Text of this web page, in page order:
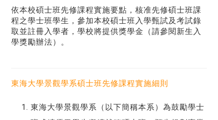
依本校碩士班先修課程實施要點，核准先修碩士班課
程之學士班學生，參加本校碩士班入學甄試及考試錄
取並註冊入學者，學校將提供獎學金（請參閱新生入
學獎勵辦法）。
東海大學景觀學系碩士班先修課程實施細則
東海大學景觀學系（以下簡稱本系）為鼓勵學士